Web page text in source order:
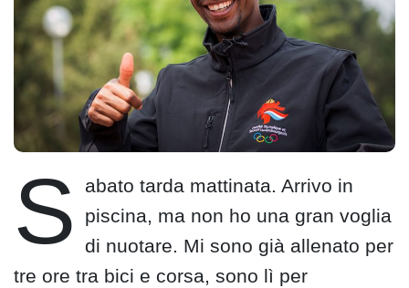
S
abato tarda mattinata. Arrivo in
piscina, ma non ho una gran voglia
di nuotare. Mi sono già allenato per
tre ore tra bici e corsa, sono lì per